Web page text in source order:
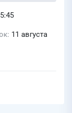
11 августа